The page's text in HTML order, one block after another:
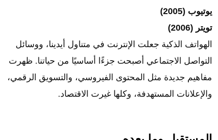
يوتيوب (2005)
تويتر (2006)
الهواتف الذكية جعلت الإنترنت في متناول أيدينا، ووسائل
التواصل الاجتماعي أصبحت جزءًا أساسيًا من حياتنا. ظهرت
مفاهيم جديدة مثل المحتوى الفيروسي، والتسويق الرقمي،
والإعلانات المستهدفة، وكلها غيرت الاقتصاد.